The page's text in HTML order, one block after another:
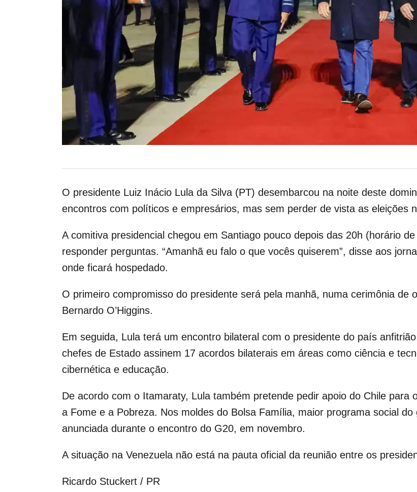
O presidente Luiz Inácio Lula da Silva (PT) desembarcou na noite deste
encontros com políticos e empresários, mas sem perder de vista as eleições
A comitiva presidencial chegou em Santiago pouco depois das 20h (horário
responder perguntas. “Amanhã eu falo o que vocês quiserem”, disse aos
onde ficará hospedado.
O primeiro compromisso do presidente será pela manhã, numa cerimônia de
Bernardo O’Higgins.
Em seguida, Lula terá um encontro bilateral com o presidente do país
chefes de Estado assinem 17 acordos bilaterais em áreas como ciência e
cibernética e educação.
De acordo com o Itamaraty, Lula também pretende pedir apoio do Chile para
a Fome e a Pobreza. Nos moldes do Bolsa Família, maior programa social
anunciada durante o encontro do G20, em novembro.
A situação na Venezuela não está na pauta oficial da reunião entre os
Ricardo Stuckert / PR